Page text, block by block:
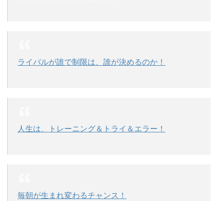
ライバルが誰で制限は、誰が決めるのか！
人生は、トレーニング＆トライ＆エラー！
毎朝が生まれ変わるチャンス！